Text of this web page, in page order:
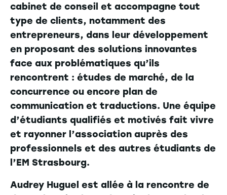
cabinet de conseil et accompagne tout
type de clients, notamment des
entrepreneurs, dans leur développement
en proposant des solutions innovantes
face aux problématiques qu’ils
rencontrent : études de marché, de la
concurrence ou encore plan de
communication et traductions. Une équipe
d’étudiants qualifiés et motivés fait vivre
et rayonner l’association auprès des
professionnels et des autres étudiants de
l’EM Strasbourg.
Audrey Huguel est allée à la rencontre de